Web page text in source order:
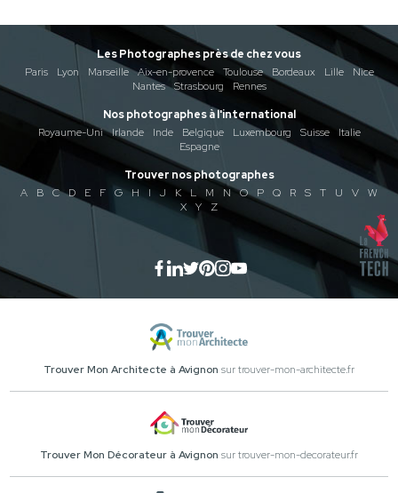
Les Photographes près de chez vous
Paris
Lyon Marseille Aix-en-provence Toulouse Bordeaux Lille
Nice
Nantes
Strasbourg
Rennes
Nos photographes à l'international
Royaume-Uni
Irlande Inde Belgique Luxembourg Suisse
Italie
Espagne
Trouver nos photographes
A
B C D E F G H I J K L M N O P Q R S T U V
W
X
Y Z
Trouver Mon Architecte à Avignon sur trouver-mon-architecte.fr
Trouver Mon Décorateur à Avignon sur trouver-mon-decorateur.fr